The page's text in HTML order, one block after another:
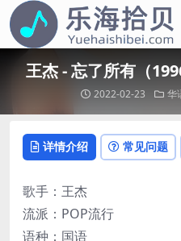
王杰 - 忘了所有（
2022-02-23 华
详情介绍 常见问题
歌手：王杰
流派：POP流行
语种：国语